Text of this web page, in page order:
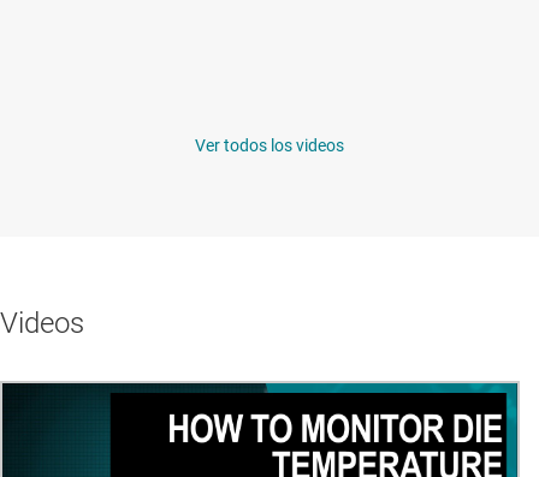
Ver todos los videos
Videos